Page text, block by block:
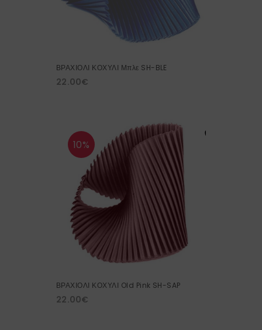
ΒΡΑΧΙΟΛΙ ΚΟΧΥΛΙ Μπλε SH-BLE
22.00€
10%
ΒΡΑΧΙΟΛΙ ΚΟΧΥΛΙ Old Pink SH-SAP
22.00€